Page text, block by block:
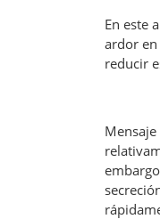
En este
ardor en
reducir
Mensaje